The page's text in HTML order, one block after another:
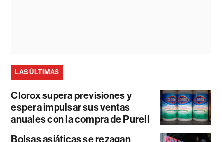
LAS ÚLTIMAS
Clorox supera previsiones y
espera impulsar sus ventas
anuales con la compra de Purell
Bolsas asiáticas se rezagan